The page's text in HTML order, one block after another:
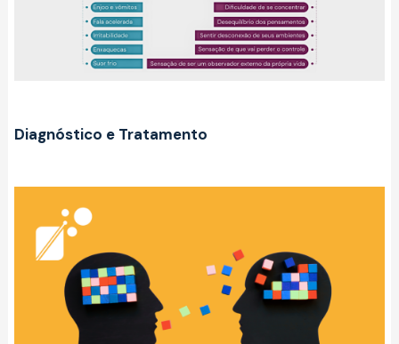
Diagnóstico e Tratamento